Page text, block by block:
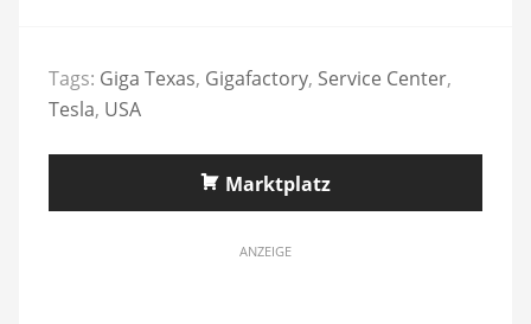
Tags: Giga Texas, Gigafactory, Service Center,
Tesla, USA
Marktplatz
ANZEIGE